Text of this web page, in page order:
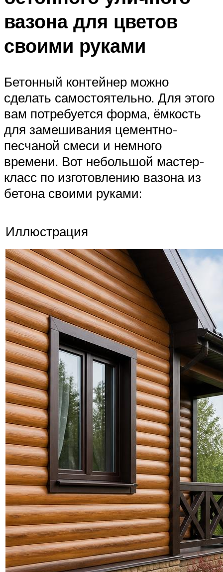
вазона для цветов
своими руками
Бетонный контейнер можно
сделать самостоятельно. Для этого
вам потребуется форма, ёмкость
для замешивания цементно-
песчаной смеси и немного
времени. Вот небольшой мастер-
класс по изготовлению вазона из
бетона своими руками:
Иллюстрация